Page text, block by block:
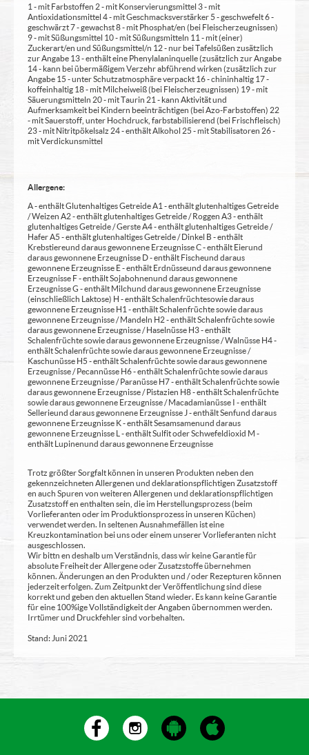
1 - mit Farbstoffen 2 - mit Konservierungsmittel 3 - mit
Antioxidationsmittel 4 - mit Geschmacksverstärker 5 - geschwefelt 6 -
geschwärzt 7 - gewachst 8 - mit Phosphat/en (bei Fleischerzeugnissen)
9 - mit Süßungsmittel 10 - mit Süßungsmitteln 11 - mit (einer)
Zuckerart/en und Süßungsmittel/n 12 - nur bei Tafelsüßen zusätzlich
zur Angabe 13 - enthält eine Phenylalaninquelle (zusätzlich zur Angabe
14 - kann bei übermäßigem Verzehr abführend wirken (zusätzlich zur
Angabe 15 - unter Schutzatmosphäre verpackt 16 - chininhaltig 17 -
koffeinhaltig 18 - mit Milcheiweiß (bei Fleischerzeugnissen) 19 - mit
Säuerungsmitteln 20 - mit Taurin 21 - kann Aktivität und
Aufmerksamkeit bei Kindern beeinträchtigen (bei Azo-Farbstoffen) 22
- mit Sauerstoff, unter Hochdruck, farbstabilisierend (bei Frischfleisch)
23 - mit Nitritpökelsalz 24 - enthält Alkohol 25 - mit Stabilisatoren 26 -
mit Verdickunsmittel
Allergene:
A - enthält Glutenhaltiges Getreide A1 - enthält glutenhaltiges Getreide
/ Weizen A2 - enthält glutenhaltiges Getreide / Roggen A3 - enthält
glutenhaltiges Getreide / Gerste A4 - enthält glutenhaltiges Getreide /
Hafer A5 - enthält glutenhaltiges Getreide / Dinkel B - enthält
Krebstiere und daraus gewonnene Erzeugnisse C - enthält Eier und
daraus gewonnene Erzeugnisse D - enthält Fische und daraus
gewonnene Erzeugnisse E - enthält Erdnüsse und daraus gewonnene
Erzeugnisse F - enthält Sojabohnen und daraus gewonnene
Erzeugnisse G - enthält Milch und daraus gewonnene Erzeugnisse
(einschließlich Laktose) H - enthält Schalenfrüchte sowie daraus
gewonnene Erzeugnisse H1 - enthält Schalenfrüchte sowie daraus
gewonnene Erzeugnisse / Mandeln H2 - enthält Schalenfrüchte sowie
daraus gewonnene Erzeugnisse / Haselnüsse H3 - enthält
Schalenfrüchte sowie daraus gewonnene Erzeugnisse / Walnüsse H4 -
enthält Schalenfrüchte sowie daraus gewonnene Erzeugnisse /
Kaschunüsse H5 - enthält Schalenfrüchte sowie daraus gewonnene
Erzeugnisse / Pecannüsse H6 - enthält Schalenfrüchte sowie daraus
gewonnene Erzeugnisse / Paranüsse H7 - enthält Schalenfrüchte sowie
daraus gewonnene Erzeugnisse / Pistazien H8 - enthält Schalenfrüchte
sowie daraus gewonnene Erzeugnisse / Macadamianüsse I - enthält
Sellerie und daraus gewonnene Erzeugnisse J - enthält Senf und daraus
gewonnene Erzeugnisse K - enthält Sesamsamen und daraus
gewonnene Erzeugnisse L - enthält Sulfit oder Schwefeldioxid M -
enthält Lupinen und daraus gewonnene Erzeugnisse
Trotz größter Sorgfalt können in unseren Produkten neben den
gekennzeichneten Allergenen und deklarationspflichtigen Zusatzstoff
en auch Spuren von weiteren Allergenen und deklarationspflichtigen
Zusatzstoff en enthalten sein, die im Herstellungsprozess (beim
Vorlieferanten oder im Produktionsprozess in unseren Küchen)
verwendet werden. In seltenen Ausnahmefällen ist eine
Kreuzkontamination bei uns oder einem unserer Vorlieferanten nicht
ausgeschlossen.
Wir bittn en deshalb um Verständnis, dass wir keine Garantie für
absolute Freiheit der Allergene oder Zusatzstoffe übernehmen
können. Änderungen an den Produkten und / oder Rezepturen können
jederzeit erfolgen. Zum Zeitpunkt der Veröffentlichung sind diese
korrekt und geben den aktuellen Stand wieder. Es kann keine Garantie
für eine 100%ige Vollständigkeit der Angaben übernommen werden.
Irrtümer und Druckfehler sind vorbehalten.
Stand: Juni 2021